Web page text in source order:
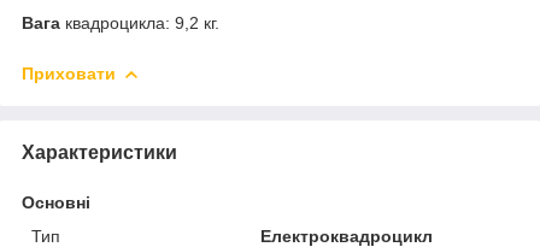
Вага квадроцикла: 9,2 кг.
Приховати
Характеристики
Основні
Тип
Електроквадроцикл